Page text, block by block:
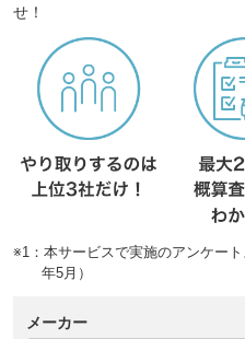
せ！
※1：本サービスで実施のアンケー
年5月）
メーカー